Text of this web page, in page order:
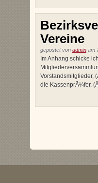
Vereine
gepostet von admin am
Im Anhang schicke
Vorstandsmitglieder,
die KassenprÃ¼fer,